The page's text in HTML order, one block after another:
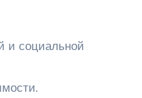
и социальной